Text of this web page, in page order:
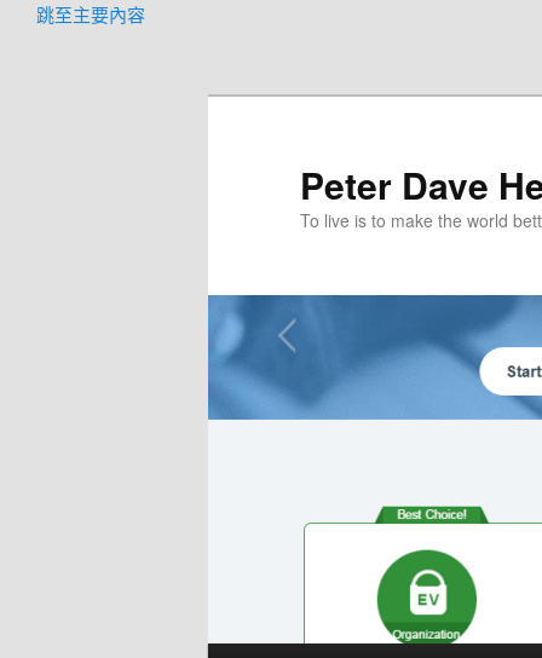
跳至主要內容
Peter Dave
To live is to make the world